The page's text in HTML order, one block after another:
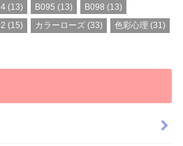
(13) B095 (13) B098 (13)
(15) カラーローズ (33) 色彩心理 (31)